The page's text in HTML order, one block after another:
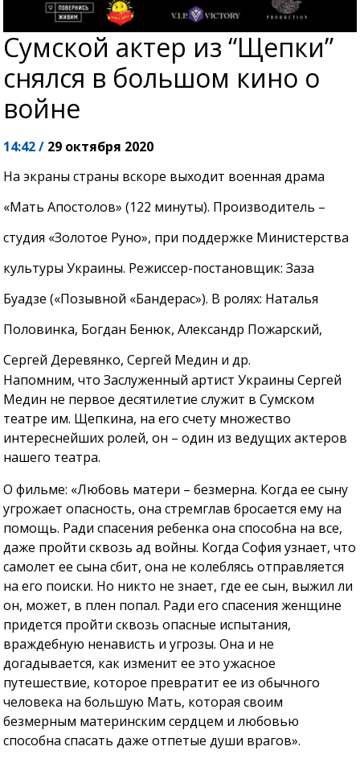
Сумской актер из “Щепки”
снялся в большом кино о
войне
14:42 / 29 октября 2020
На экраны страны вскоре выходит военная драма
«Мать Апостолов» (122 минуты). Производитель –
студия «Золотое Руно», при поддержке Министерства
культуры Украины. Режиссер-постановщик: Заза
Буадзе («Позывной «Бандерас»). В ролях: Наталья
Половинка, Богдан Бенюк, Александр Пожарский,
Сергей Деревянко, Сергей Медин и др.
Напомним, что Заслуженный артист Украины Сергей
Медин не первое десятилетие служит в Сумском
театре им. Щепкина, на его счету множество
интереснейших ролей, он – один из ведущих актеров
нашего театра.
О фильме: «Любовь матери – безмерна. Когда ее сыну
угрожает опасность, она стремглав бросается ему на
помощь. Ради спасения ребенка она способна на все,
даже пройти сквозь ад войны. Когда София узнает, что
самолет ее сына сбит, она не колеблясь отправляется
на его поиски. Но никто не знает, где ее сын, выжил ли
он, может, в плен попал. Ради его спасения женщине
придется пройти сквозь опасные испытания,
враждебную ненависть и угрозы. Она и не
догадывается, как изменит ее это ужасное
путешествие, которое превратит ее из обычного
человека на большую Мать, которая своим
безмерным материнским сердцем и любовью
способна спасать даже отпетые души врагов».